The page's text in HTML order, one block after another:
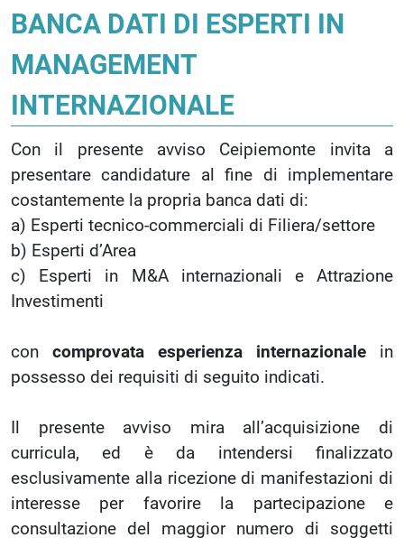
BANCA DATI DI ESPERTI IN
MANAGEMENT
INTERNAZIONALE
Con il presente avviso Ceipiemonte invita a
presentare candidature al fine di implementare
costantemente la propria banca dati di:
a) Esperti tecnico-commerciali di Filiera/settore
b) Esperti d’Area
c) Esperti in M&A internazionali e Attrazione
Investimenti
con comprovata esperienza internazionale in
possesso dei requisiti di seguito indicati.
Il presente avviso mira all’acquisizione di
curricula, ed è da intendersi finalizzato
esclusivamente alla ricezione di manifestazioni di
interesse per favorire la partecipazione e
consultazione del maggior numero di soggetti